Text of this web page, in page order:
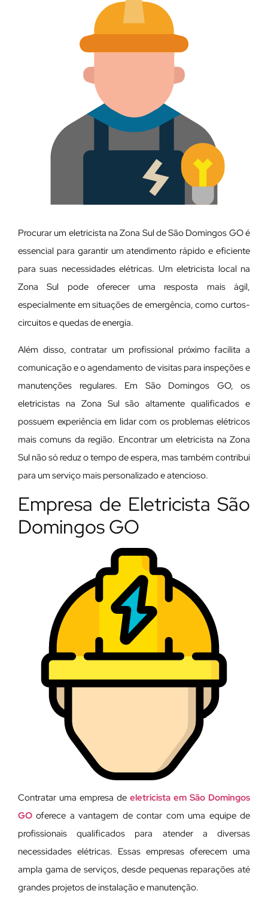
Procurar um eletricista na Zona Sul de São Domingos GO é
essencial para garantir um atendimento rápido e eficiente
para suas necessidades elétricas. Um eletricista local na
Zona Sul pode oferecer uma resposta mais ágil,
especialmente em situações de emergência, como curtos-
circuitos e quedas de energia.
Além disso, contratar um profissional próximo facilita a
comunicação e o agendamento de visitas para inspeções e
manutenções regulares. Em São Domingos GO, os
eletricistas na Zona Sul são altamente qualificados e
possuem experiência em lidar com os problemas elétricos
mais comuns da região. Encontrar um eletricista na Zona
Sul não só reduz o tempo de espera, mas também contribui
para um serviço mais personalizado e atencioso.
Empresa de Eletricista São
Domingos GO
Contratar uma empresa de eletricista em São Domingos
GO oferece a vantagem de contar com uma equipe de
profissionais qualificados para atender a diversas
necessidades elétricas. Essas empresas oferecem uma
ampla gama de serviços, desde pequenas reparações até
grandes projetos de instalação e manutenção.